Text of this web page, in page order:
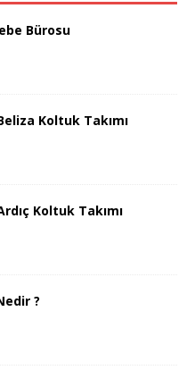
Bürosu
Koltuk Takımı
Koltuk Takımı
?